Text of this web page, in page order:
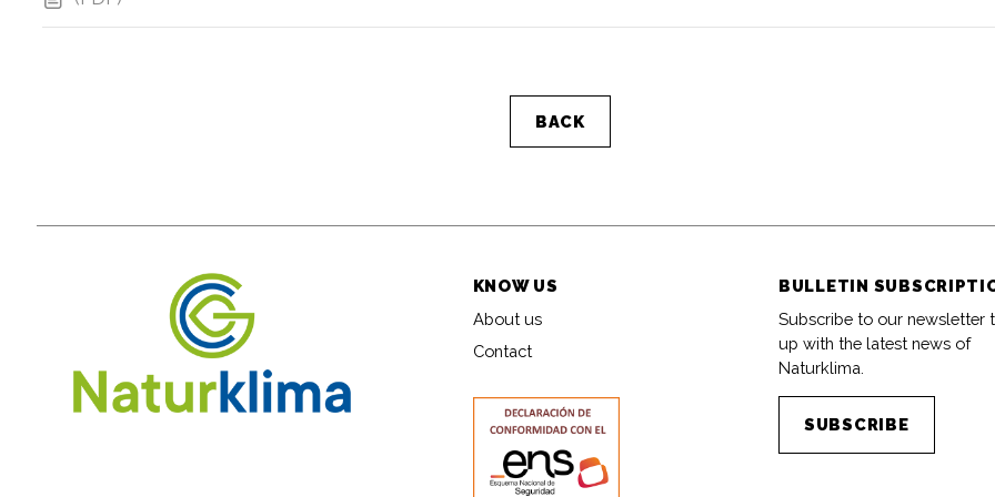
BACK
KNOW US
About us
Contact
BULLETIN
Subscribe to our newsletter
up with the latest news of
Naturklima.
SUBSCRIBE